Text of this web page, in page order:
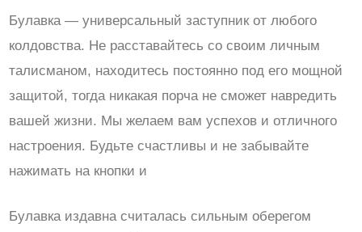
Булавка — универсальный заступник от любого
колдовства. Не расставайтесь со своим личным
талисманом, находитесь постоянно под его мощной
защитой, тогда никакая порча не сможет навредить
вашей жизни. Мы желаем вам успехов и отличного
настроения. Будьте счастливы и не забывайте
нажимать на кнопки и
Булавка издавна считалась сильным оберегом